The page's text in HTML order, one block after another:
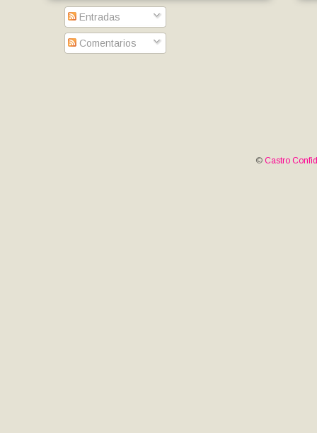
Entradas
Comentarios
© Castro